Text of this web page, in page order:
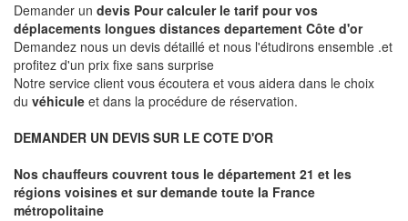
Demander un devis Pour calculer le tarif pour vos
déplacements longues distances departement Côte d'or
Demandez nous un devis détaillé et nous l'étudirons ensemble .et
profitez d'un prix fixe sans surprise
Notre service client vous écoutera et vous aidera dans le choix
du véhicule et dans la procédure de réservation.
DEMANDER UN DEVIS SUR LE COTE D'OR
Nos chauffeurs couvrent tous le département 21 et les
régions voisines et sur demande toute la France
métropolitaine